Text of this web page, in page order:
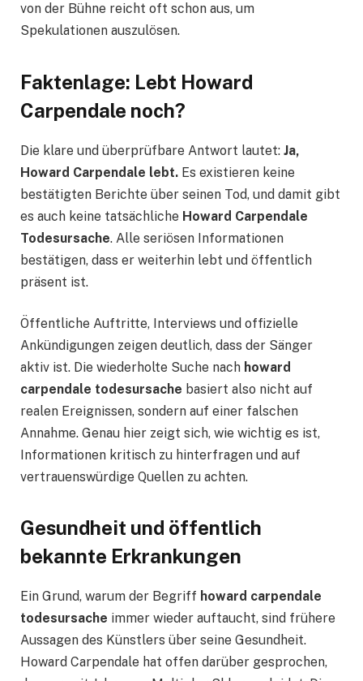
von der Bühne reicht oft schon aus, um
Spekulationen auszulösen.
Faktenlage: Lebt Howard
Carpendale noch?
Die klare und überprüfbare Antwort lautet: Ja,
Howard Carpendale lebt. Es existieren keine
bestätigten Berichte über seinen Tod, und damit gibt
es auch keine tatsächliche Howard Carpendale
Todesursache. Alle seriösen Informationen
bestätigen, dass er weiterhin lebt und öffentlich
präsent ist.
Öffentliche Auftritte, Interviews und offizielle
Ankündigungen zeigen deutlich, dass der Sänger
aktiv ist. Die wiederholte Suche nach howard
carpendale todesursache basiert also nicht auf
realen Ereignissen, sondern auf einer falschen
Annahme. Genau hier zeigt sich, wie wichtig es ist,
Informationen kritisch zu hinterfragen und auf
vertrauenswürdige Quellen zu achten.
Gesundheit und öffentlich
bekannte Erkrankungen
Ein Grund, warum der Begriff howard carpendale
todesursache immer wieder auftaucht, sind frühere
Aussagen des Künstlers über seine Gesundheit.
Howard Carpendale hat offen darüber gesprochen,